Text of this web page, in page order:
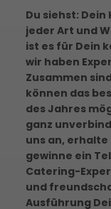
Du siehst:
jeder Art und
ist es für Dein
wir haben
Zusammen
können das
des Jahres
ganz
uns an,
gewinne ein
Catering-
und
Ausführung